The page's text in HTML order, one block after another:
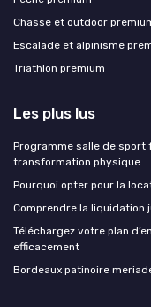
Chasse et outdoor
Escalade et alpinisme
Triathlon premium
Les plus lus
Programme salle de sport
transformation physique
Pourquoi opter pour la
Comprendre la liquidation
Téléchargez votre plan
efficacement
Bordeaux patinoire